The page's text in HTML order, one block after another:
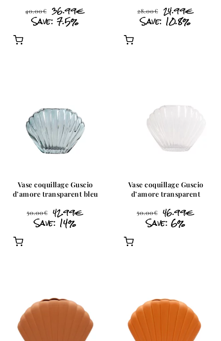
40.00€ 36.99€
Save: 7.5%
28.00€ 24.99€
Save: 10.8%
Vase coquillage Guscio
d’amore transparent bleu
50.00€ 42.99€
Save: 14%
Vase coquillage Guscio
d’amore transparent
50.00€ 46.99€
Save: 6%